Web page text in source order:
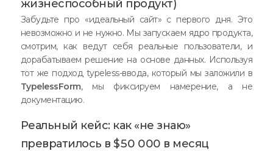
жизнеспособный продукт)
Забудьте про «идеальный сайт» с первого дня. Это
невозможно и не нужно. Мы запускаем ядро продукта,
смотрим, как ведут себя реальные пользователи, и
дорабатываем решение на основе данных. Используя
тот же подход typeless-ввода, который мы заложили в
TypelessForm, мы фиксируем намерение, а не
документацию.
Реальный кейс: как «не знаю»
превратилось в $50 000 в месяц